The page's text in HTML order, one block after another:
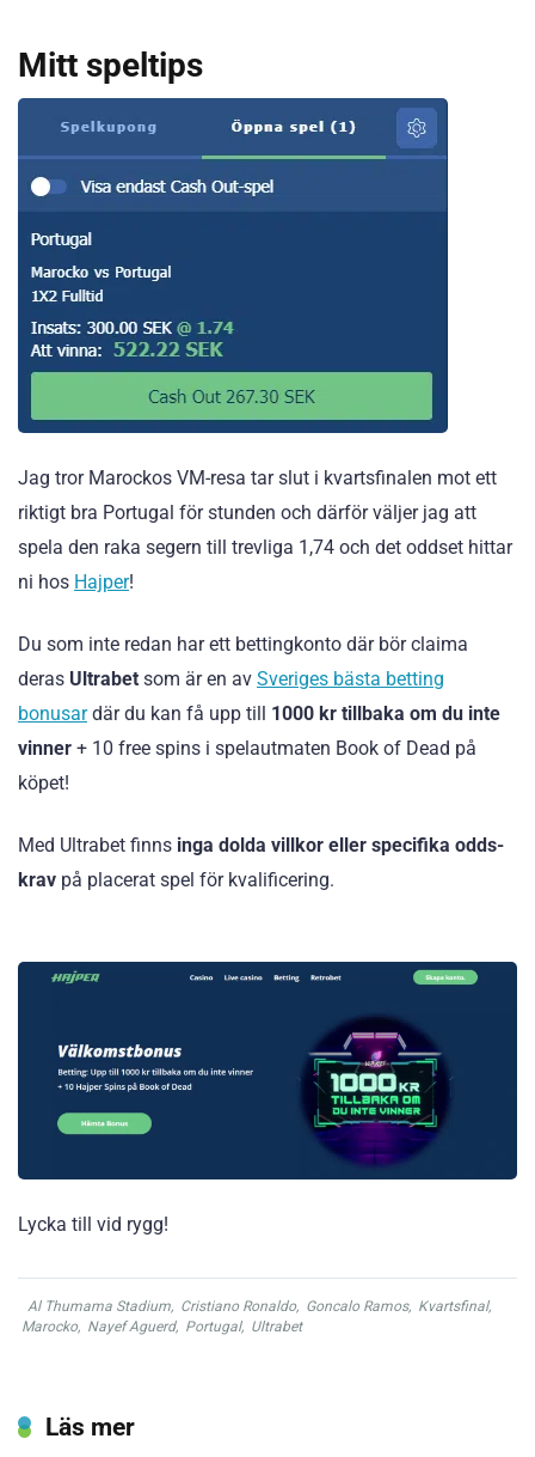
Mitt speltips
Jag tror Marockos VM-resa tar slut i kvartsfinalen mot ett
riktigt bra Portugal för stunden och därför väljer jag att
spela den raka segern till trevliga 1,74 och det oddset hittar
ni hos Hajper!
Du som inte redan har ett bettingkonto där bör claima
deras Ultrabet som är en av Sveriges bästa betting
bonusardär du kan få upp till 1000 kr tillbaka om du inte
vinner + 10 free spins i spelautmaten Book of Dead på
köpet!
Med Ultrabet finns inga dolda villkor eller specifika odds-
krav på placerat spel för kvalificering.
Lycka till vid rygg!
Al Thumama Stadium, Cristiano Ronaldo, Goncalo Ramos, Kvartsfinal,
Marocko, Nayef Aguerd, Portugal, Ultrabet
Läs mer